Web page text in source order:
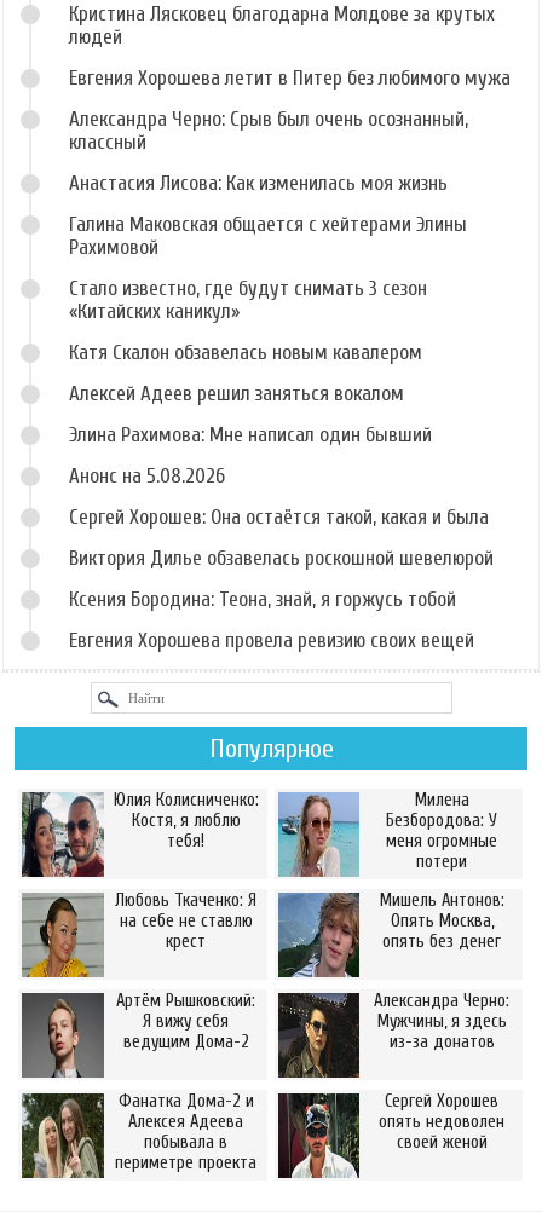
Кристина Лясковец благодарна Молдове за крутых
людей
Евгения Хорошева летит в Питер без любимого мужа
Александра Черно: Срыв был очень осознанный,
классный
Анастасия Лисова: Как изменилась моя жизнь
Галина Маковская общается с хейтерами Элины
Рахимовой
Стало известно, где будут снимать 3 сезон
«Китайских каникул»
Катя Скалон обзавелась новым кавалером
Алексей Адеев решил заняться вокалом
Элина Рахимова: Мне написал один бывший
Анонс на 5.08.2026
Сергей Хорошев: Она остаётся такой, какая и была
Виктория Дилье обзавелась роскошной шевелюрой
Ксения Бородина: Теона, знай, я горжусь тобой
Евгения Хорошева провела ревизию своих вещей
Популярное
Юлия Колисниченко:
Костя, я люблю
тебя!
Милена
Безбородова: У
меня огромные
потери
Любовь Ткаченко: Я
на себе не ставлю
крест
Мишель Антонов:
Опять Москва,
опять без денег
Артём Рышковский:
Я вижу себя
ведущим Дома-2
Александра Черно:
Мужчины, я здесь
из-за донатов
Фанатка Дома-2 и
Алексея Адеева
побывала в
периметре проекта
Сергей Хорошев
опять недоволен
своей женой